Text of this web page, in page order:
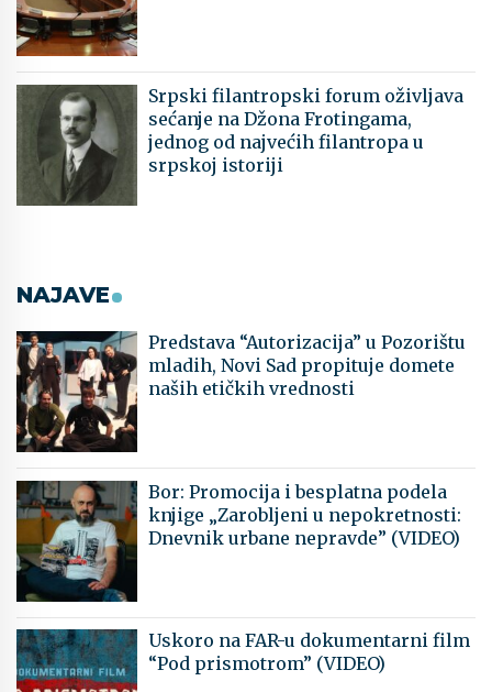
Srpski filantropski forum oživljava
sećanje na Džona Frotingama,
jednog od najvećih filantropa u
srpskoj istoriji
NAJAVE
Predstava “Autorizacija” u Pozorištu
mladih, Novi Sad propituje domete
naših etičkih vrednosti
Bor: Promocija i besplatna podela
knjige „Zarobljeni u nepokretnosti:
Dnevnik urbane nepravde” (VIDEO)
Uskoro na FAR-u dokumentarni film
“Pod prismotrom” (VIDEO)